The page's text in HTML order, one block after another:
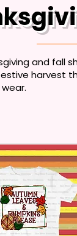
and fall
harvest